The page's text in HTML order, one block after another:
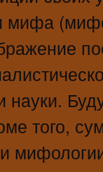
мифа
науки.
того,